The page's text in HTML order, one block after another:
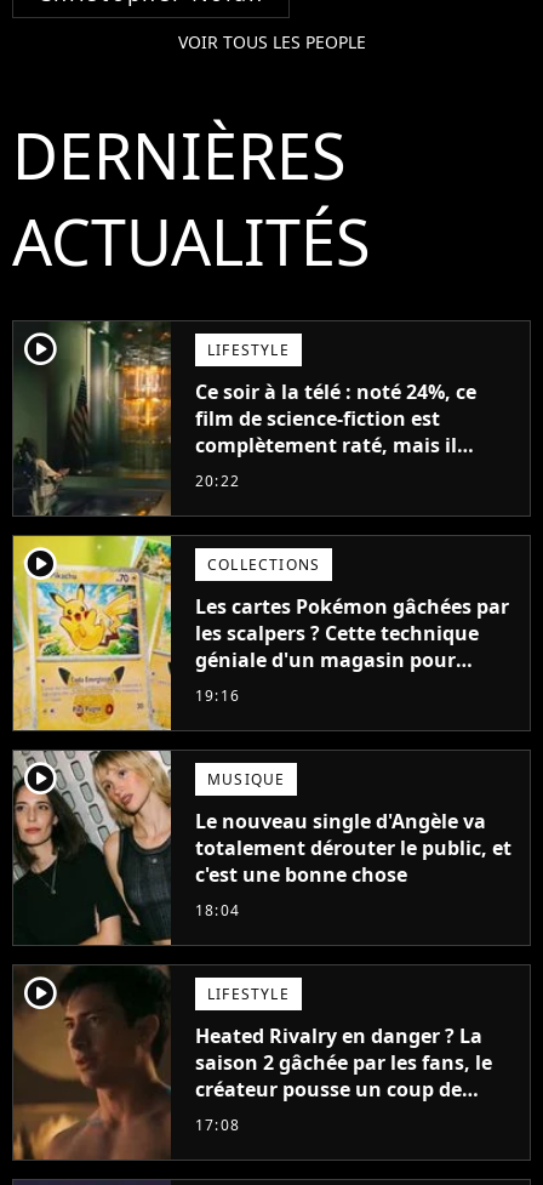
VOIR TOUS LES PEOPLE
DERNIÈRES
ACTUALITÉS
player2 LIFESTYLE
Ce soir à la télé : noté 24%, ce
film de science-fiction est
complètement raté, mais il
aurait pu être encore pire à
20:22
player2 COLLECTIONS
Les cartes Pokémon gâchées par
les scalpers ? Cette technique
géniale d'un magasin pour
ruiner les revendeurs
19:16
player2 MUSIQUE
Le nouveau single d'Angèle va
totalement dérouter le public, et
c'est une bonne chose
18:04
player2 LIFESTYLE
Heated Rivalry en danger ? La
saison 2 gâchée par les fans, le
créateur pousse un coup de
gueule
17:08